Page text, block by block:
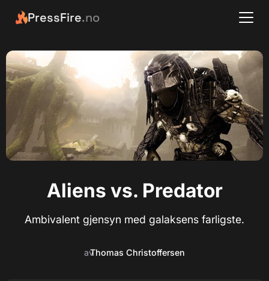
PressFire.no
Aliens vs. Predator
Ambivalent gjensyn med galaksens farligste.
avThomas Christoffersen